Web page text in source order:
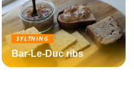
SYLTNING
Bar-Le-Duc ribs